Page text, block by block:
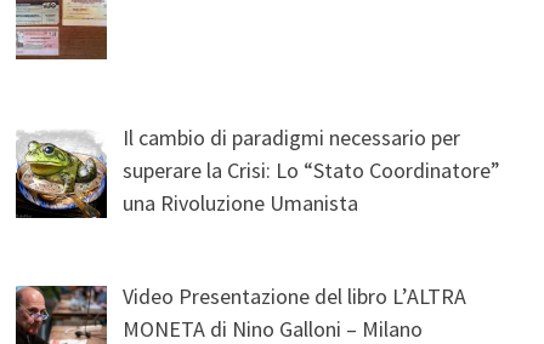
Il cambio di paradigmi necessario per
superare la Crisi: Lo “Stato Coordinatore”
una Rivoluzione Umanista
Video Presentazione del libro L’ALTRA
MONETA di Nino Galloni – Milano